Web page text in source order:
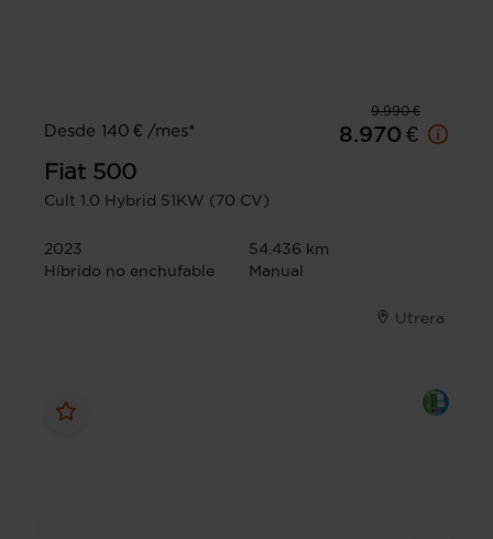
9.990 €
Desde 140 € /mes*
8.970 €
Fiat 500
Cult 1.0 Hybrid 51KW (70 CV)
2023
54.436 km
Híbrido no enchufable
Manual
Utrera